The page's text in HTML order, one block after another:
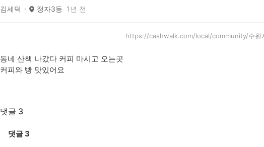
김세덕 정자3동 1년 전
https://cashwalk.com/local/community/수원
동네 산책 나갔다 커피 마시고 오는곳
커피와 빵 맛있어요
댓글 3
댓글 3